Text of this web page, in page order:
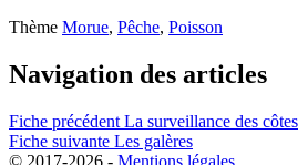
Thème Morue, Pêche, Poisson
Navigation des articles
Fiche précédent La surveillance des côtes
Fiche suivante Les galères
© 2017-2026 - Mentions légales